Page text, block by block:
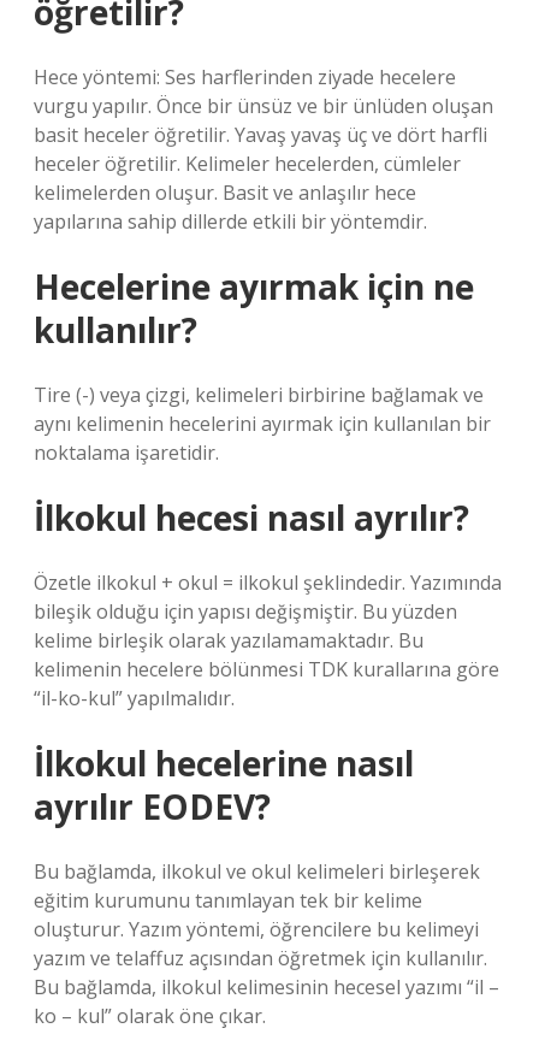
öğretilir?
Hece yöntemi: Ses harflerinden ziyade hecelere
vurgu yapılır. Önce bir ünsüz ve bir ünlüden oluşan
basit heceler öğretilir. Yavaş yavaş üç ve dört harfli
heceler öğretilir. Kelimeler hecelerden, cümleler
kelimelerden oluşur. Basit ve anlaşılır hece
yapılarına sahip dillerde etkili bir yöntemdir.
Hecelerine ayırmak için ne
kullanılır?
Tire (-) veya çizgi, kelimeleri birbirine bağlamak ve
aynı kelimenin hecelerini ayırmak için kullanılan bir
noktalama işaretidir.
İlkokul hecesi nasıl ayrılır?
Özetle ilkokul + okul = ilkokul şeklindedir. Yazımında
bileşik olduğu için yapısı değişmiştir. Bu yüzden
kelime birleşik olarak yazılamamaktadır. Bu
kelimenin hecelere bölünmesi TDK kurallarına göre
“il-ko-kul” yapılmalıdır.
İlkokul hecelerine nasıl
ayrılır EODEV?
Bu bağlamda, ilkokul ve okul kelimeleri birleşerek
eğitim kurumunu tanımlayan tek bir kelime
oluşturur. Yazım yöntemi, öğrencilere bu kelimeyi
yazım ve telaffuz açısından öğretmek için kullanılır.
Bu bağlamda, ilkokul kelimesinin hecesel yazımı “il –
ko – kul” olarak öne çıkar.